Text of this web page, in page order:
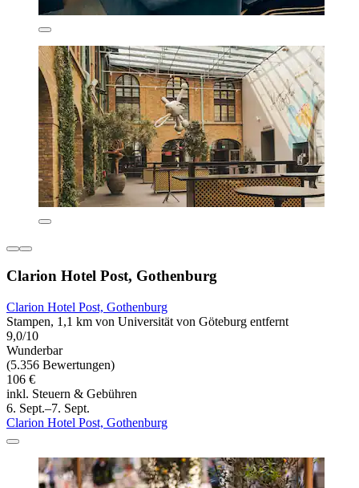
Clarion Hotel Post, Gothenburg
Clarion Hotel Post, Gothenburg
Stampen, 1,1 km von Universität von Göteburg entfernt
9,0/10
Wunderbar
(5.356 Bewertungen)
106 €
inkl. Steuern & Gebühren
6. Sept.–7. Sept.
Clarion Hotel Post, Gothenburg